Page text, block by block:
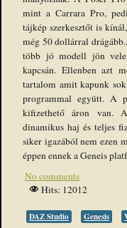
mint a Carrara Pro,
tájkép szerkesztőt is
még 50 dollárral
több jó modell jön
kapcsán. Ellenben azt
tartalom amit kapunk
programmal együtt. A
kifizethető áron van.
dinamikus haj és teljes
siker igazából nem ezen
éppen ennek a Geneis
No comments
Hits: 12012
DAZ Studio Genesis